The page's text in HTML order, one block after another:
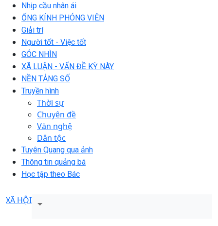
Nhịp cầu nhân ái
ỐNG KÍNH PHÓNG VIÊN
Giải trí
Người tốt - Việc tốt
GÓC NHÌN
XÃ LUẬN - VẤN ĐỀ KỲ NÀY
NỀN TẢNG SỐ
Truyền hình
Thời sự
Chuyên đề
Văn nghệ
Dân tộc
Tuyên Quang qua ảnh
Thông tin quảng bá
Học tập theo Bác
XÃ HỘI